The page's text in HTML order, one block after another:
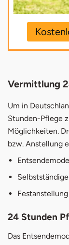
und
anfordern.
Mitarbeiter
mit Ihnen
mögliches
E-Mail
Vermittlung
Um in
Stunden-Pflege
Möglichkeiten.
bzw. Anstellung
24 Stunden
Das